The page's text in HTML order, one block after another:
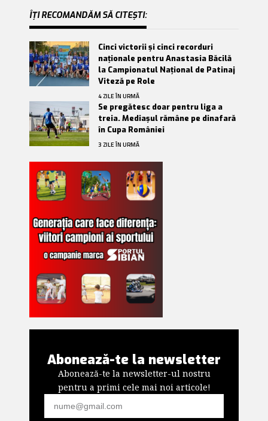
ÎȚI RECOMANDĂM SĂ CITEȘTI:
Cinci victorii și cinci recorduri
naționale pentru Anastasia Băcilă
la Campionatul Național de Patinaj
Viteză pe Role
4 ZILE ÎN URMĂ
Se pregătesc doar pentru liga a
treia. Mediașul rămâne pe dinafară
în Cupa României
3 ZILE ÎN URMĂ
Abonează-te la newsletter
Abonează-te la newsletter-ul nostru
pentru a primi cele mai noi articole!